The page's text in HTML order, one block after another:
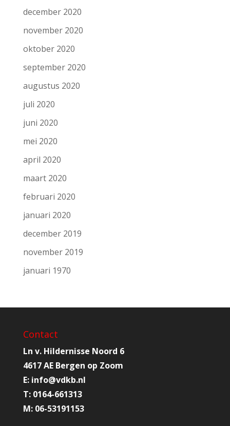
december 2020
november 2020
oktober 2020
september 2020
augustus 2020
juli 2020
juni 2020
mei 2020
april 2020
maart 2020
februari 2020
januari 2020
december 2019
november 2019
januari 1970
Contact
Ln v. Hildernisse Noord 6
4617 AE Bergen op Zoom
E: info@vdkb.nl
T: 0164-661313
M: 06-53191153